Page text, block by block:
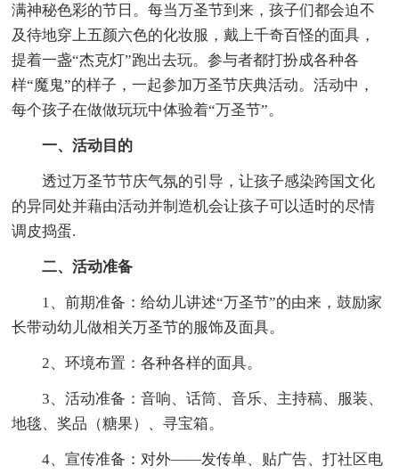
满神秘色彩的节日。每当万圣节到来，孩子们都会迫不
及待地穿上五颜六色的化妆服，戴上千奇百怪的面具，
提着一盏“杰克灯”跑出去玩。参与者都打扮成各种各
样“魔鬼”的样子，一起参加万圣节庆典活动。活动中，
每个孩子在做做玩玩中体验着“万圣节”。
一、活动目的
透过万圣节节庆气氛的引导，让孩子感染跨国文化
的异同处并藉由活动并制造机会让孩子可以适时的尽情
调皮捣蛋.
二、活动准备
1、前期准备：给幼儿讲述“万圣节”的由来，鼓励家
长带动幼儿做相关万圣节的服饰及面具。
2、环境布置：各种各样的面具。
3、活动准备：音响、话筒、音乐、主持稿、服装、
地毯、奖品（糖果）、寻宝箱。
4、宣传准备：对外——发传单、贴广告、打社区电